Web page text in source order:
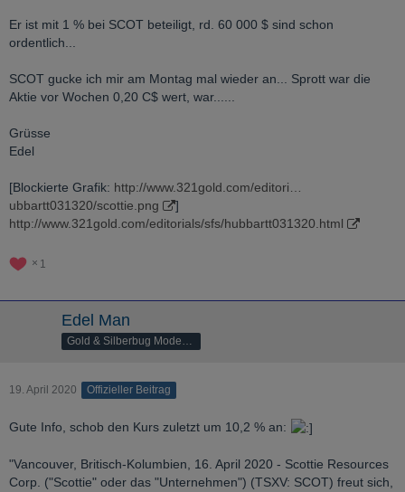
Er ist mit 1 % bei SCOT beteiligt, rd. 60 000 $ sind schon
ordentlich...
SCOT gucke ich mir am Montag mal wieder an... Sprott war die
Aktie vor Wochen 0,20 C$ wert, war......
Grüsse
Edel
[Blockierte Grafik: http://www.321gold.com/editori…
ubbartt031320/scottie.png
]
http://www.321gold.com/editorials/sfs/hubbartt031320.html
1
Edel Man
19. April 2020 Offizieller Beitrag
Gute Info, schob den Kurs zuletzt um 10,2 % an:
"Vancouver, Britisch-Kolumbien, 16. April 2020 - Scottie Resources
Corp. ("Scottie" oder das "Unternehmen") (TSXV: SCOT) freut sich,